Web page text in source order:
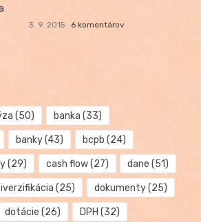
3. 9. 2015 6 komentárov
(50) banka (33)
banky(43) bcpb (24)
(29) cash flow(27) dane (51)
(25) dokumenty(25)
dotácie (26) DPH (32)